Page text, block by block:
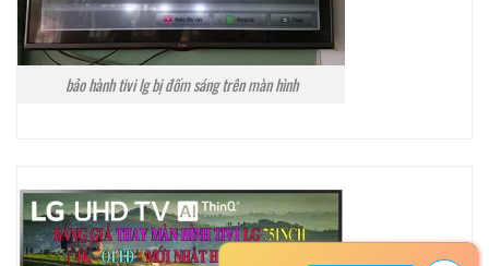
bảo hành tivi lg bị đốm sáng trên màn hình